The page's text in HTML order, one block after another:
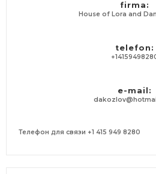
firma:
House of Lora and
telefon:
e-mail:
Телефон для связи +1 415 949 8280